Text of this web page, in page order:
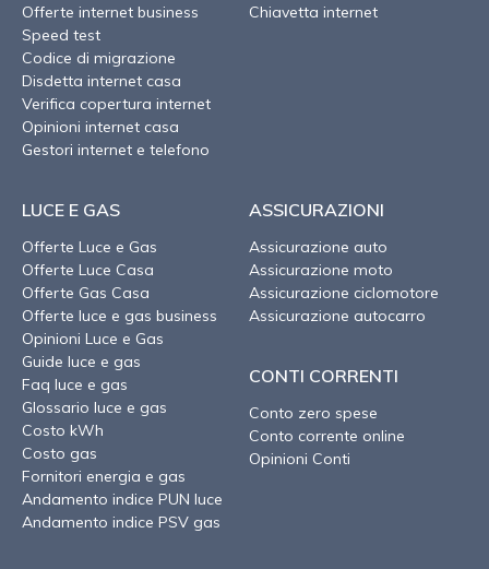
Offerte internet business
Speed test
Codice di migrazione
Disdetta internet casa
Verifica copertura internet
Opinioni internet casa
Gestori internet e telefono
Chiavetta internet
LUCE E GAS
Offerte Luce e Gas
Offerte Luce Casa
Offerte Gas Casa
Offerte luce e gas business
Opinioni Luce e Gas
Guide luce e gas
Faq luce e gas
Glossario luce e gas
Costo kWh
Costo gas
Fornitori energia e gas
Andamento indice PUN luce
Andamento indice PSV gas
ASSICURAZIONI
Assicurazione auto
Assicurazione moto
Assicurazione ciclomotore
Assicurazione autocarro
CONTI CORRENTI
Conto zero spese
Conto corrente online
Opinioni Conti